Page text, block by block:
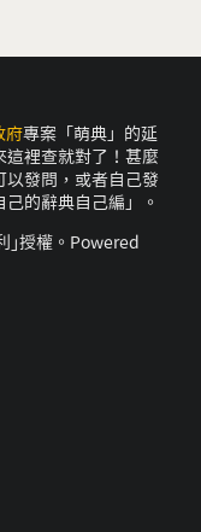
府專案「萌典」的延
裡查就對了！甚麼
發問，或者自己發
的辭典自己編」。
｣授權。Powered